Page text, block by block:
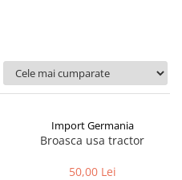
Import Germania
Broasca usa tractor
50,00 Lei